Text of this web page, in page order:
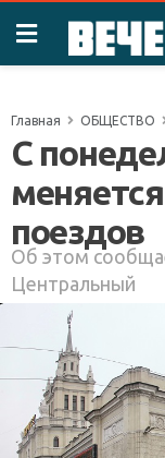
Главная ОБЩЕСТВО
С
поездов
Об этом
Центральный